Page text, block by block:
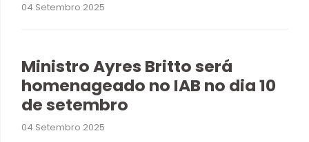
04 Setembro 2025
Ministro Ayres Britto será
homenageado no IAB no dia 10
de setembro
04 Setembro 2025